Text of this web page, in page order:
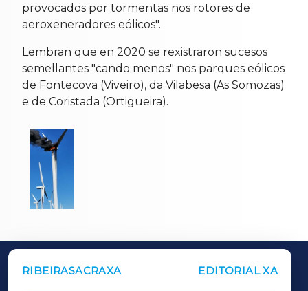
provocados por tormentas nos rotores de
aeroxeneradores eólicos".
Lembran que en 2020 se rexistraron sucesos
semellantes "cando menos" nos parques eólicos
de Fontecova (Viveiro), da Vilabesa (As Somozas)
e de Coristada (Ortigueira).
RIBEIRASACRAXA EDITORIAL XA
OUTROS PERIÓDICOS